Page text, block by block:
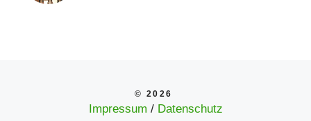
© 2026
Impressum / Datenschutz